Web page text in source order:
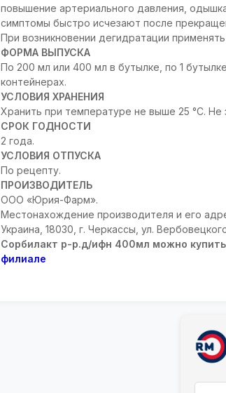
повышение артериального давления,
симптомы быстро исчезают после
При возникновении дегидратации
ФОРМА ВЫПУСКА
По 200 мл или 400 мл в бутылке, по 1
контейнерах.
УСЛОВИЯ ХРАНЕНИЯ
Хранить при температуре не выше 25 °C. Не
СРОК ГОДНОСТИ
2 года.
УСЛОВИЯ ОТПУСКА
По рецепту.
ПРОИЗВОДИТЕЛЬ
ООО «Юрия-Фарм».
Местонахождение производителя и его
Украина, 18030, г. Черкассы, ул.
Сорбилакт р-р.д/ифн 400мл можно
филиале